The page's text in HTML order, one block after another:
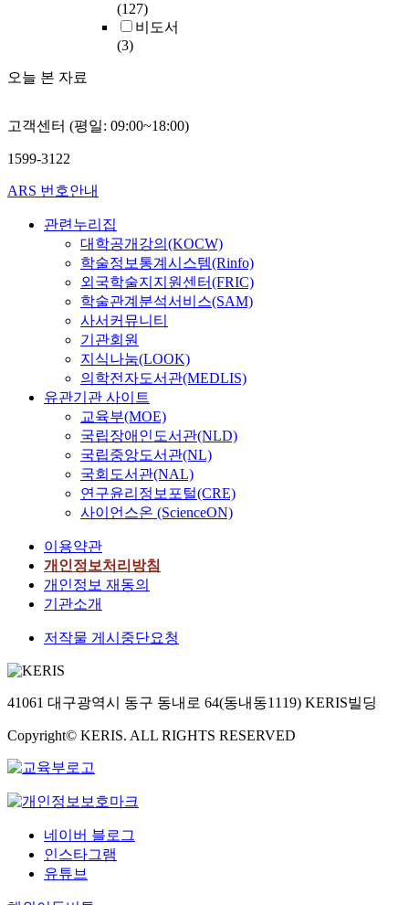
(127)
비도서
(3)
오늘 본 자료
고객센터 (평일: 09:00~18:00)
1599-3122
ARS 번호안내
관련누리집
대학공개강의(KOCW)
학술정보통계시스템(Rinfo)
외국학술지지원센터(FRIC)
학술관계분석서비스(SAM)
사서커뮤니티
기관회원
지식나눔(LOOK)
의학전자도서관(MEDLIS)
유관기관 사이트
교육부(MOE)
국립장애인도서관(NLD)
국립중앙도서관(NL)
국회도서관(NAL)
연구윤리정보포털(CRE)
사이언스온 (ScienceON)
이용약관
개인정보처리방침
개인정보 재동의
기관소개
저작물 게시중단요청
41061 대구광역시 동구 동내로 64(동내동1119) KERIS빌딩
Copyright© KERIS. ALL RIGHTS RESERVED
네이버 블로그
인스타그램
유튜브